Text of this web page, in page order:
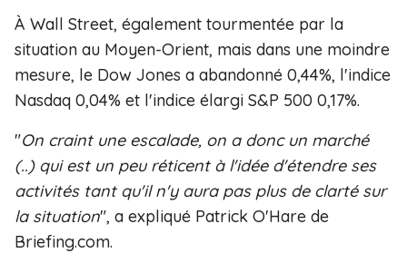
À Wall Street, également tourmentée par la
situation au Moyen-Orient, mais dans une moindre
mesure, le Dow Jones a abandonné 0,44%, l'indice
Nasdaq 0,04% et l'indice élargi S&P 500 0,17%.
"On craint une escalade, on a donc un marché
(..) qui est un peu réticent à l'idée d'étendre ses
activités tant qu'il n'y aura pas plus de clarté sur
la situation", a expliqué Patrick O'Hare de
Briefing.com.